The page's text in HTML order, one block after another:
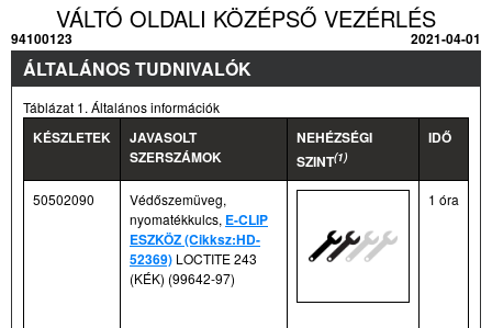
VÁLTÓ OLDALI KÖZÉPSŐ VEZÉRLÉS
94100123 2021-04-01
ÁLTALÁNOS TUDNIVALÓK
Táblázat 1. Általános információk
KÉSZLETEK
JAVASOLT
SZERSZÁMOK
NEHÉZSÉGI
SZINT(1)
IDŐ
50502090
Védőszemüveg,
nyomatékkulcs, E-CLIP
ESZKÖZ (Cikksz:HD-
52369) LOCTITE 243
(KÉK) (99642-97)
1 óra